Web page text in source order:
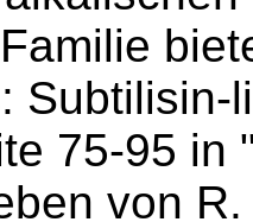
Subtilisin-
75-95 in
von